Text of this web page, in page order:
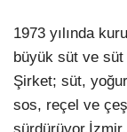
1973 yılında
büyük süt ve süt
Şirket; süt,
sos, reçel ve